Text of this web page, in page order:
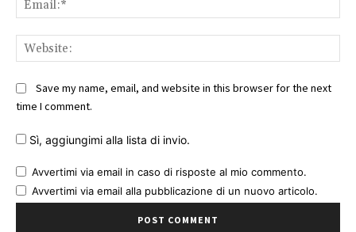
Save my name, email, and website in this browser for the next
time I comment.
Sì, aggiungimi alla lista di invio.
Avvertimi via email in caso di risposte al mio commento.
Avvertimi via email alla pubblicazione di un nuovo articolo.